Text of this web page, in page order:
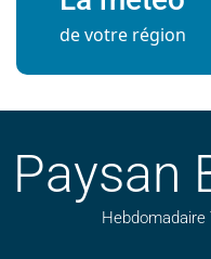
de votre région
Paysan
Hebdomadaire